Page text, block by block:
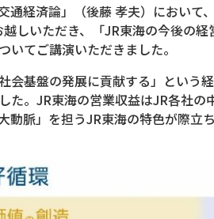
通経済論」（後藤 孝夫）において
しいただき、「JR東海の今後の
てご講演いただきました。
基盤の発展に貢献する」という
た。JR東海の営業収益はJR各社
脈」を担うJR東海の特色が際立ち